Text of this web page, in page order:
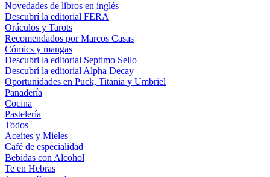
Novedades de libros en inglés
Descubrí la editorial FERA
Oráculos y Tarots
Recomendados por Marcos Casas
Cómics y mangas
Descubri la editorial Septimo Sello
Descubrí la editorial Alpha Decay
Oportunidades en Puck, Titania y Umbriel
Panadería
Cocina
Pastelería
Todos
Aceites y Mieles
Café de especialidad
Bebidas con Alcohol
Te en Hebras